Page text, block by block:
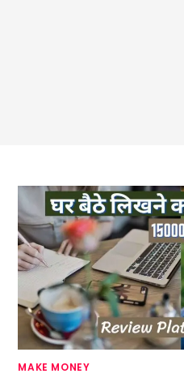
MAKE MONEY